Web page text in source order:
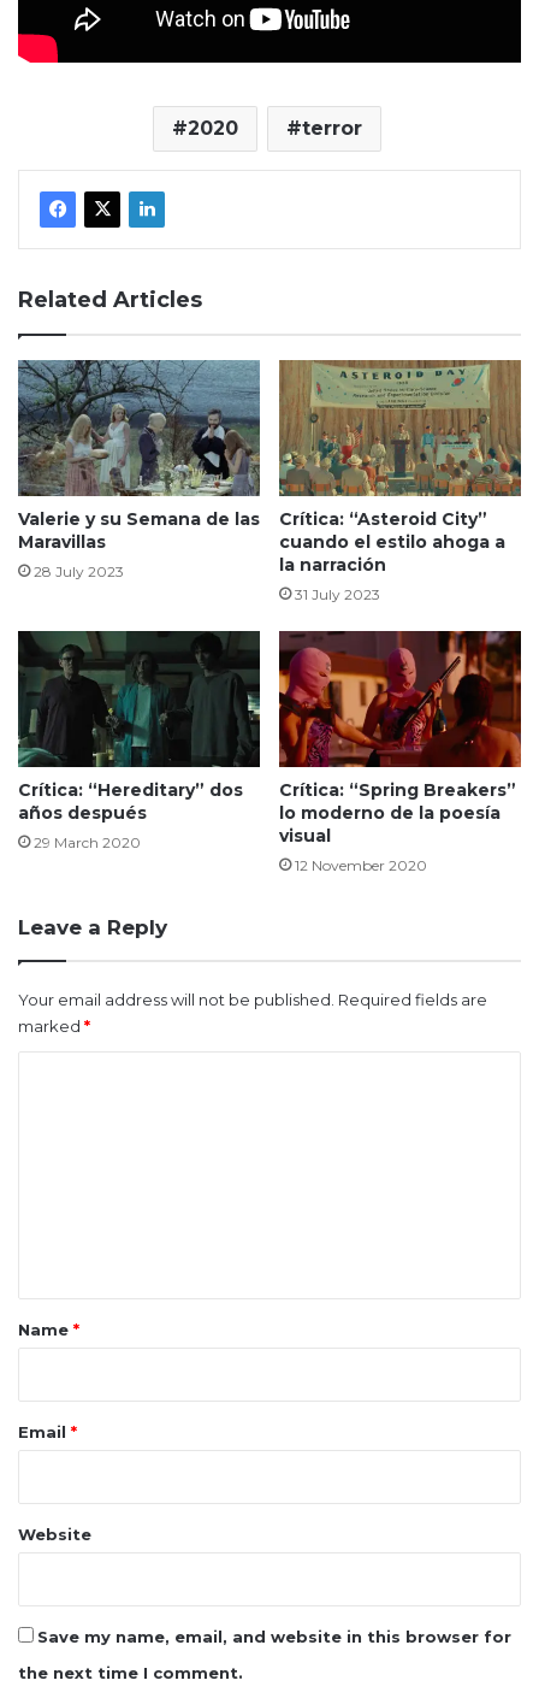
2020 terror
Related Articles
Valerie y su Semana de las
Maravillas
28 July 2023
Crítica: “Asteroid City”
cuando el estilo ahoga a
la narración
31 July 2023
Crítica: “Hereditary” dos
años después
29 March 2020
Crítica: “Spring Breakers”
lo moderno de la poesía
visual
12 November 2020
Leave a Reply
Your email address will not be published. Required fields are
marked *
*Name *
Email *
Website
Save my name, email, and website in this browser for
the next time I comment.